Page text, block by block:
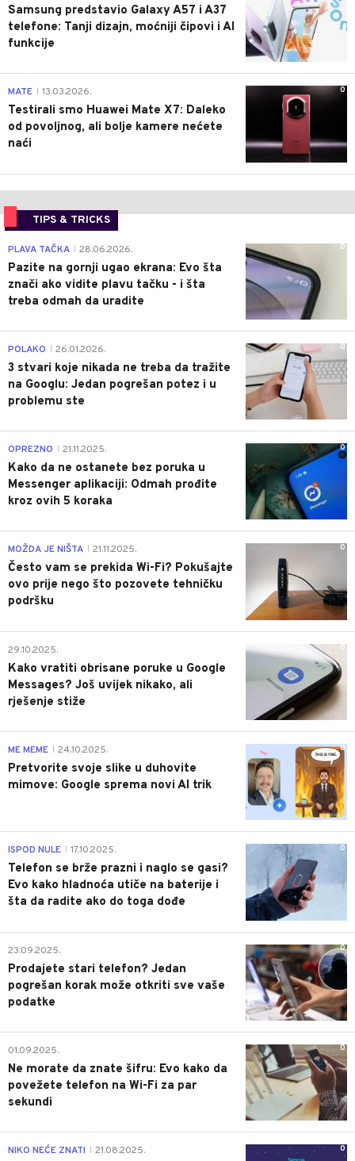
Samsung predstavio Galaxy A57 i A37
telefone: Tanji dizajn, moćniji čipovi i AI
funkcije
0
MATE 13.03.2026.
Testirali smo Huawei Mate X7: Daleko
od povoljnog, ali bolje kamere nećete
naći
TIPS & TRICKS
0
PLAVA TAČKA 28.06.2026.
Pazite na gornji ugao ekrana: Evo šta
znači ako vidite plavu tačku - i šta
treba odmah da uradite
0
POLAKO 26.01.2026.
3 stvari koje nikada ne treba da tražite
na Googlu: Jedan pogrešan potez i u
problemu ste
0
OPREZNO 21.11.2025.
Kako da ne ostanete bez poruka u
Messenger aplikaciji: Odmah prođite
kroz ovih 5 koraka
0
MOŽDA JE NIŠTA 21.11.2025.
Često vam se prekida Wi-Fi? Pokušajte
ovo prije nego što pozovete tehničku
podršku
0
29.10.2025.
Kako vratiti obrisane poruke u Google
Messages? Još uvijek nikako, ali
rješenje stiže
0
ME MEME 24.10.2025.
Pretvorite svoje slike u duhovite
mimove: Google sprema novi AI trik
0
ISPOD NULE 17.10.2025.
Telefon se brže prazni i naglo se gasi?
Evo kako hladnoća utiče na baterije i
šta da radite ako do toga dođe
0
23.09.2025.
Prodajete stari telefon? Jedan
pogrešan korak može otkriti sve vaše
podatke
0
01.09.2025.
Ne morate da znate šifru: Evo kako da
povežete telefon na Wi-Fi za par
sekundi
0
NIKO NEĆE ZNATI 21.08.2025.